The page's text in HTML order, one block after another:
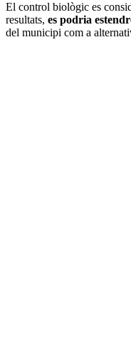
El control biològic es
resultats, es podria
del municipi com a